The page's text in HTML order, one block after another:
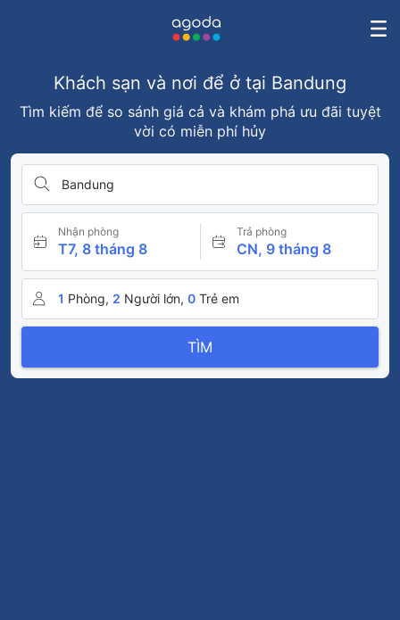
Khách sạn và nơi để ở tại Bandung
Tìm kiếm để so sánh giá cả và khám phá ưu đãi tuyệt
vời có miễn phí hủy
Bandung
Nhận phòng
T7, 8 tháng 8
Trả phòng
CN, 9 tháng 8
1 Phòng, 2 Người lớn, 0 Trẻ em
TÌM